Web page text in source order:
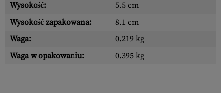
Wysokość:
5.5 cm
Wysokość zapakowana:
8.1 cm
Waga:
0.219 kg
Waga w opakowaniu:
0.395 kg